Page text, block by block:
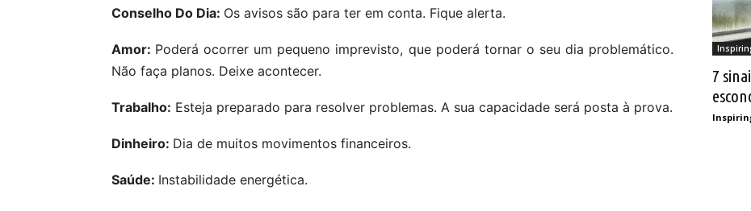
Conselho Do Dia: Os avisos são para ter em conta. Fique alerta.
Amor: Poderá ocorrer um pequeno imprevisto, que poderá tornar o seu dia problemático.
Não faça planos. Deixe acontecer.
Trabalho: Esteja preparado para resolver problemas. A sua capacidade será posta à prova.
Dinheiro: Dia de muitos movimentos financeiros.
Saúde: Instabilidade energética.
7